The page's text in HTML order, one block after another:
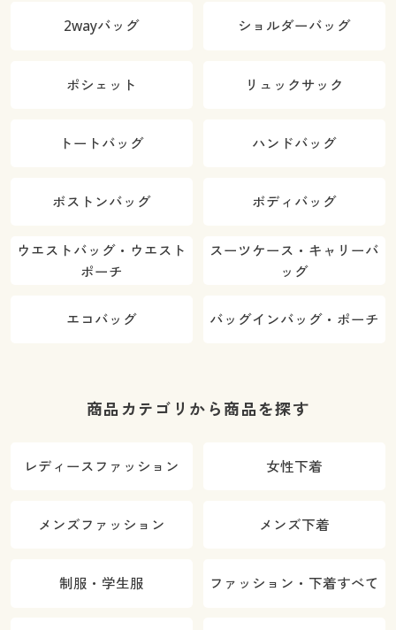
2wayバッグ ショルダーバッグ
ポシェット リュックサック
トートバッグ ハンドバッグ
ボストンバッグ ボディバッグ
ウエストバッグ・ウエスト
ポーチ
スーツケース・キャリーバ
ッグ
エコバッグ バッグインバッグ・ポーチ
商品カテゴリから商品を探す
レディースファッション 女性下着
メンズファッション メンズ下着
制服・学生服 ファッション・下着すべて